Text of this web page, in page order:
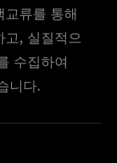
교류를 통해
고, 실질적으
수집하여
니다.